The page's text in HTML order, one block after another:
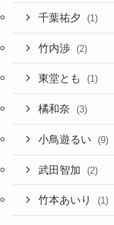
千葉祐夕 (1)
竹内渉 (2)
東堂とも (1)
橘和奈 (3)
小鳥遊るい (9)
武田智加 (2)
竹本あいり (1)